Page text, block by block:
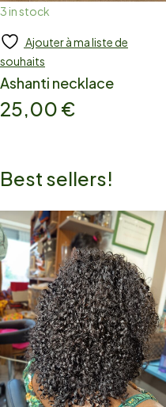
3 in stock
Add to cart
Ajouter à ma liste de
souhaits
Ashanti necklace
25,00 €
Best sellers!